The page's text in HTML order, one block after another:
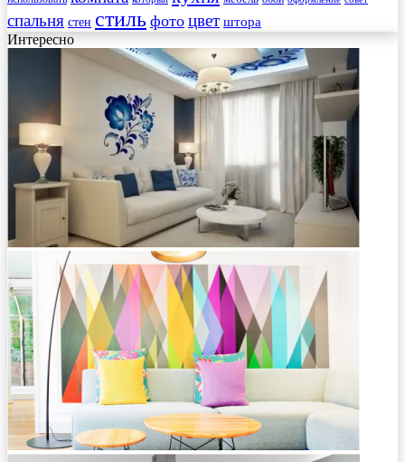
спальня стен стиль фото цвет штора
Интересно